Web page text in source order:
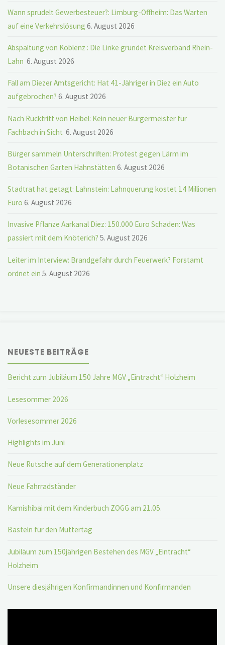
Wann sprudelt Gewerbesteuer?: Limburg-Offheim: Das Warten
auf eine Verkehrslösung 6. August 2026
Abspaltung von Koblenz : Die Linke gründet Kreisverband Rhein-
Lahn 6. August 2026
Fall am Diezer Amtsgericht: Hat 41-Jähriger in Diez ein Auto
aufgebrochen? 6. August 2026
Nach Rücktritt von Heibel: Kein neuer Bürgermeister für
Fachbach in Sicht 6. August 2026
Bürger sammeln Unterschriften: Protest gegen Lärm im
Botanischen Garten Hahnstätten 6. August 2026
Stadtrat hat getagt: Lahnstein: Lahnquerung kostet 14 Millionen
Euro 6. August 2026
Invasive Pflanze Aarkanal Diez: 150.000 Euro Schaden: Was
passiert mit dem Knöterich? 5. August 2026
Leiter im Interview: Brandgefahr durch Feuerwerk? Forstamt
ordnet ein 5. August 2026
NEUESTE BEITRÄGE
Bericht zum Jubiläum 150 Jahre MGV „Eintracht“ Holzheim
Lesesommer 2026
Vorlesesommer 2026
Highlights im Juni
Neue Rutsche auf dem Generationenplatz
Neue Fahrradständer
Kamishibai mit dem Kinderbuch ZOGG am 21.05.
Basteln für den Muttertag
Jubiläum zum 150jährigen Bestehen des MGV „Eintracht“
Holzheim
Unsere diesjährigen Konfirmandinnen und Konfirmanden